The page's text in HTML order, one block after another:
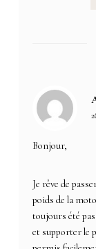
Bonjour,
Je rêve de
poids de la
toujours été
et supporter le